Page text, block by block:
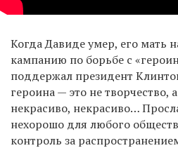
Когда Давиде умер, его мать
кампанию по борьбе с
поддержал президент
героина — это не творчество,
некрасиво, некрасиво…
нехорошо для любого
контроль за